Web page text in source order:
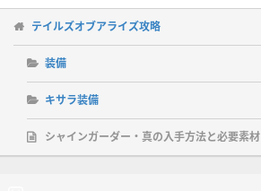
テイルズオブアライズ攻略
装備
キサラ装備
シャインガーダー・真の入手方法と必要素材